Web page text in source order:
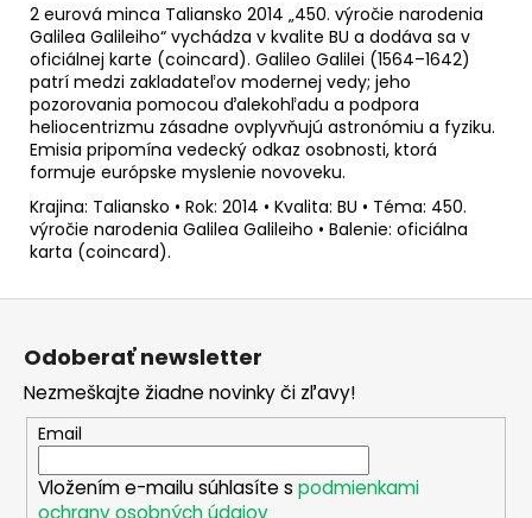
2 eurová minca Taliansko 2014 „450. výročie narodenia
Galilea Galileiho“ vychádza v kvalite BU a dodáva sa v
oficiálnej karte (coincard). Galileo Galilei (1564–1642)
patrí medzi zakladateľov modernej vedy; jeho
pozorovania pomocou ďalekohľadu a podpora
heliocentrizmu zásadne ovplyvňujú astronómiu a fyziku.
Emisia pripomína vedecký odkaz osobnosti, ktorá
formuje európske myslenie novoveku.
Krajina: Taliansko • Rok: 2014 • Kvalita: BU • Téma: 450.
výročie narodenia Galilea Galileiho • Balenie: oficiálna
karta (coincard).
2
EURO
ÍRSKO
2026
-
PREDSEDNÍCTVO
RADE
(UNC)
€3,50
Z
Odoberať newsletter
Nezmeškajte žiadne novinky či zľavy!
Email
Vložením e-mailu súhlasíte s podmienkami